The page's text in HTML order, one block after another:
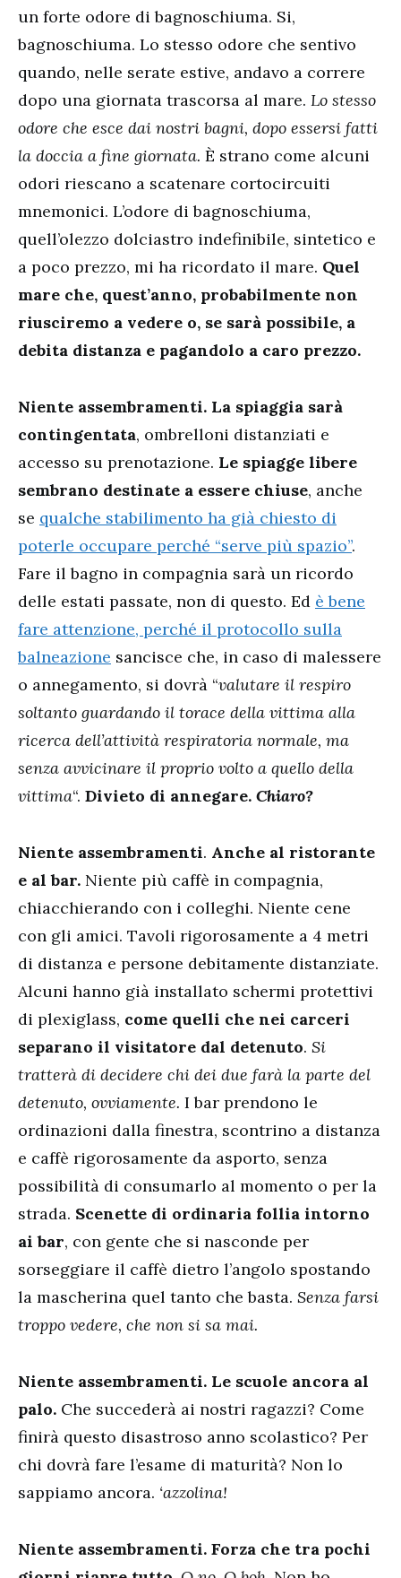
un forte odore di bagnoschiuma. Si,
bagnoschiuma. Lo stesso odore che sentivo
quando, nelle serate estive, andavo a correre
dopo una giornata trascorsa al mare. Lo stesso
odore che esce dai nostri bagni, dopo essersi fatti
la doccia a fine giornata. È strano come alcuni
odori riescano a scatenare cortocircuiti
mnemonici. L’odore di bagnoschiuma,
quell’olezzo dolciastro indefinibile, sintetico e
a poco prezzo, mi ha ricordato il mare. Quel
mare che, quest’anno, probabilmente non
riusciremo a vedere o, se sarà possibile, a
debita distanza e pagandolo a caro prezzo.
Niente assembramenti. La spiaggia sarà
contingentata, ombrelloni distanziati e
accesso su prenotazione. Le spiagge libere
sembrano destinate a essere chiuse, anche
se qualche stabilimento ha già chiesto di
poterle occupare perché “serve più spazio”.
Fare il bagno in compagnia sarà un ricordo
delle estati passate, non di questo. Ed è bene
fare attenzione, perché il protocollo sulla
balneazione sancisce che, in caso di malessere
o annegamento, si dovrà “valutare il respiro
soltanto guardando il torace della vittima alla
ricerca dell’attività respiratoria normale, ma
senza avvicinare il proprio volto a quello della
vittima“. Divieto di annegare. Chiaro?
Niente assembramenti. Anche al ristorante
e al bar. Niente più caffè in compagnia,
chiacchierando con i colleghi. Niente cene
con gli amici. Tavoli rigorosamente a 4 metri
di distanza e persone debitamente distanziate.
Alcuni hanno già installato schermi protettivi
di plexiglass, come quelli che nei carceri
separano il visitatore dal detenuto. Si
tratterà di decidere chi dei due farà la parte del
detenuto, ovviamente. I bar prendono le
ordinazioni dalla finestra, scontrino a distanza
e caffè rigorosamente da asporto, senza
possibilità di consumarlo al momento o per la
strada. Scenette di ordinaria follia intorno
ai bar, con gente che si nasconde per
sorseggiare il caffè dietro l’angolo spostando
la mascherina quel tanto che basta. Senza farsi
troppo vedere, che non si sa mai.
Niente assembramenti. Le scuole ancora al
palo. Che succederà ai nostri ragazzi? Come
finirà questo disastroso anno scolastico? Per
chi dovrà fare l’esame di maturità? Non lo
sappiamo ancora. ‘azzolina!
Niente assembramenti. Forza che tra pochi